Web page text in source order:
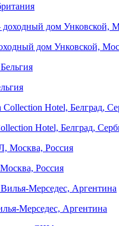
дом Унковской,
Hotel, Белград,
Россия
Мерседес, Аргентина